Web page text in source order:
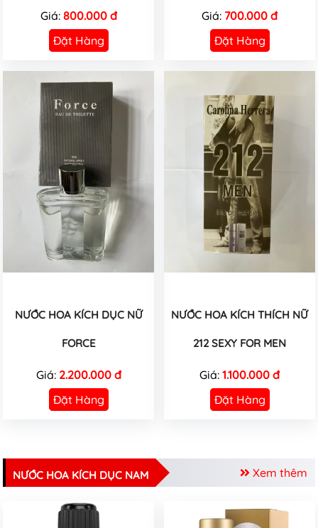
Giá: 800.000 đ
Đặt Hàng
Giá: 700.000 đ
Đặt Hàng
NƯỚC HOA KÍCH DỤC NỮ
FORCE
Giá: 2.200.000 đ
Đặt Hàng
NƯỚC HOA KÍCH THÍCH NỮ
212 SEXY FOR MEN
Giá: 1.100.000 đ
Đặt Hàng
Xem thêm
NƯỚC HOA KÍCH DỤC NAM